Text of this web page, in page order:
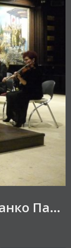
Богата концертна вечер со кларинетистот Бранко Павловски и камерниот оркестар „Профундис“